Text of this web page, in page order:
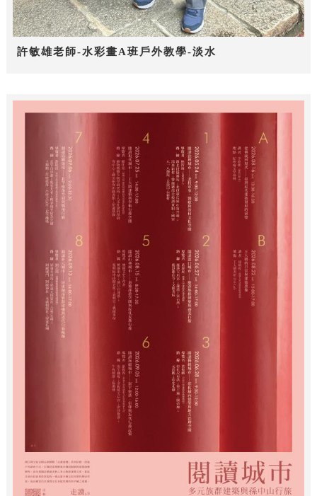
許敏雄老師-水彩畫A班戶外教學-淡水